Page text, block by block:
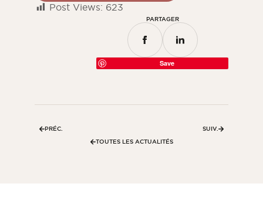
Post Views: 623
PARTAGER
Save
TOUTES LES ACTUALITÉS
PRÉC. SUIV.